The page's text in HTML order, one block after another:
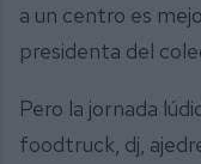
a un centro es
presidenta del
Pero la jornada
foodtruck, dj,